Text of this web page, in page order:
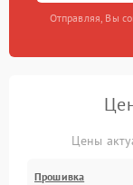
Отправляя, Вы
Цены
Прошивка